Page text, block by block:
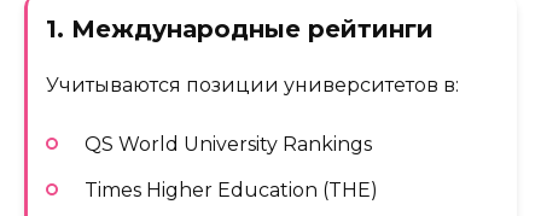
1. Международные рейтинги
Учитываются позиции университетов в:
QS World University Rankings
Times Higher Education (THE)